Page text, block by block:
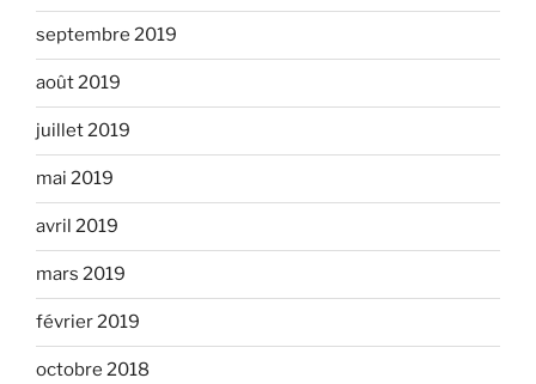
septembre 2019
août 2019
juillet 2019
mai 2019
avril 2019
mars 2019
février 2019
octobre 2018